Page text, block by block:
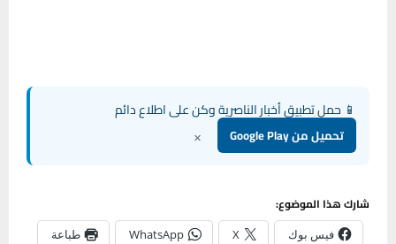
📱 حمل تطبيق أخبار الناصرية وكن على اطلاع دائم
تحميل من Google Play ×
شارك هذا الموضوع:
فيس بوك X
WhatsApp طباعة